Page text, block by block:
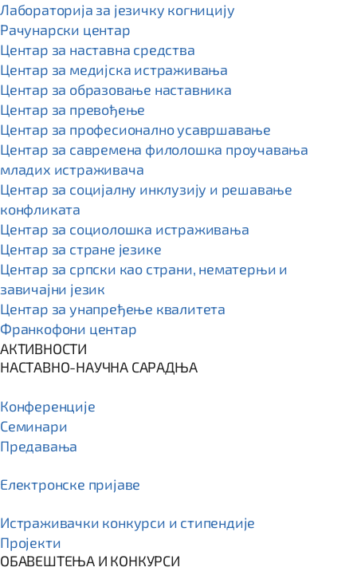
Лабораторија за језичку когницију
Рачунарски центар
Центар за наставна средства
Центар за медијска истраживања
Центар за образовање наставника
Центар за превођење
Центар за професионално усавршавање
Центар за савремена филолошка проучавања
младих истраживача
Центар за социјалну инклузију и решавање
конфликата
Центар за социолошка истраживања
Центар за стране језике
Центар за српски као страни, нематерњи и
завичајни језик
Центар за унапређење квалитета
Франкофони центар
АКТИВНОСТИ
НАСТАВНО-НАУЧНА САРАДЊА
Конференције
Семинари
Предавања
Електронске пријаве
Истраживачки конкурси и стипендије
Пројекти
ОБАВЕШТЕЊА И КОНКУРСИ